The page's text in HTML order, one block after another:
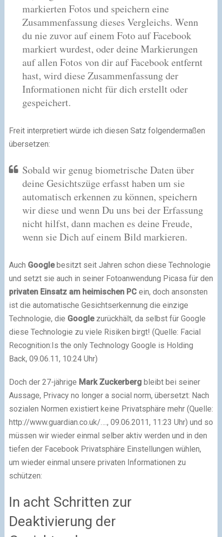
markierten Fotos und speichern eine
Zusammenfassung dieses Vergleichs. Wenn
du nie zuvor auf einem Foto auf Facebook
markiert wurdest, oder deine Markierungen
auf allen Fotos von dir auf Facebook entfernt
hast, wird diese Zusammenfassung der
Informationen nicht für dich erstellt oder
gespeichert.
Freit interpretiert würde ich diesen Satz folgendermaßen
übersetzen:
Sobald wir genug biometrische Daten über
deine Gesichtszüge erfasst haben um sie
automatisch erkennen zu können, speichern
wir diese und wenn Du uns bei der Erfassung
nicht hilfst, dann machen es deine Freude,
wenn sie Dich auf einem Bild markieren.
Auch Googlebesitzt seit Jahren schon diese Technologie
und setzt sie auch in seiner Fotoanwendung Picasa für den
privaten Einsatz am heimischen PCein, doch ansonsten
ist die automatische Gesichtserkennung die einzige
Technologie, die Googlezurückhält, da selbst für Google
diese Technologie zu viele Risiken birgt! (Quelle: Facial
Recognition:Is the only Technology Google is Holding
Back, 09.06.11, 10:24 Uhr)
Doch der 27-jährige Mark Zuckerbergbleibt bei seiner
Aussage, Privacy no longer a social norm, übersetzt: Nach
sozialen Normen existiert keine Privatsphäre mehr (Quelle:
http://www.guardian.co.uk/…., 09.06.2011, 11:23 Uhr) und so
müssen wir wieder einmal selber aktiv werden und in den
tiefen der Facebook Privatsphäre Einstellungen wühlen,
um wieder einmal unsere privaten Informationen zu
schützen:
In acht Schritten zur
Deaktivierung der